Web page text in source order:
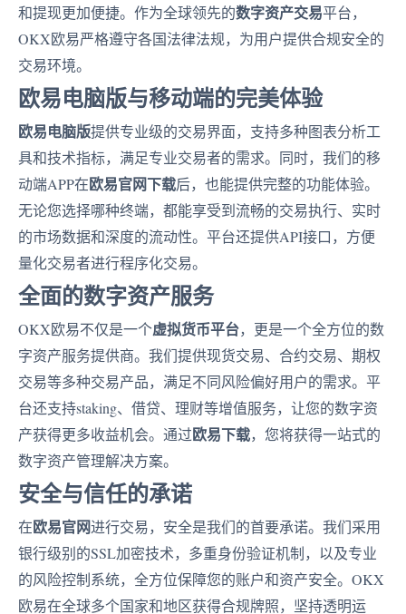
和提现更加便捷。作为全球领先的数字资产交易平台，
OKX欧易严格遵守各国法律法规，为用户提供合规安全的
交易环境。
欧易电脑版与移动端的完美体验
欧易电脑版提供专业级的交易界面，支持多种图表分析工
具和技术指标，满足专业交易者的需求。同时，我们的移
动端APP在欧易官网下载后，也能提供完整的功能体验。
无论您选择哪种终端，都能享受到流畅的交易执行、实时
的市场数据和深度的流动性。平台还提供API接口，方便
量化交易者进行程序化交易。
全面的数字资产服务
OKX欧易不仅是一个虚拟货币平台，更是一个全方位的数
字资产服务提供商。我们提供现货交易、合约交易、期权
交易等多种交易产品，满足不同风险偏好用户的需求。平
台还支持staking、借贷、理财等增值服务，让您的数字资
产获得更多收益机会。通过欧易下载，您将获得一站式的
数字资产管理解决方案。
安全与信任的承诺
在欧易官网进行交易，安全是我们的首要承诺。我们采用
银行级别的SSL加密技术，多重身份验证机制，以及专业
的风险控制系统，全方位保障您的账户和资产安全。OKX
欧易在全球多个国家和地区获得合规牌照，坚持透明运